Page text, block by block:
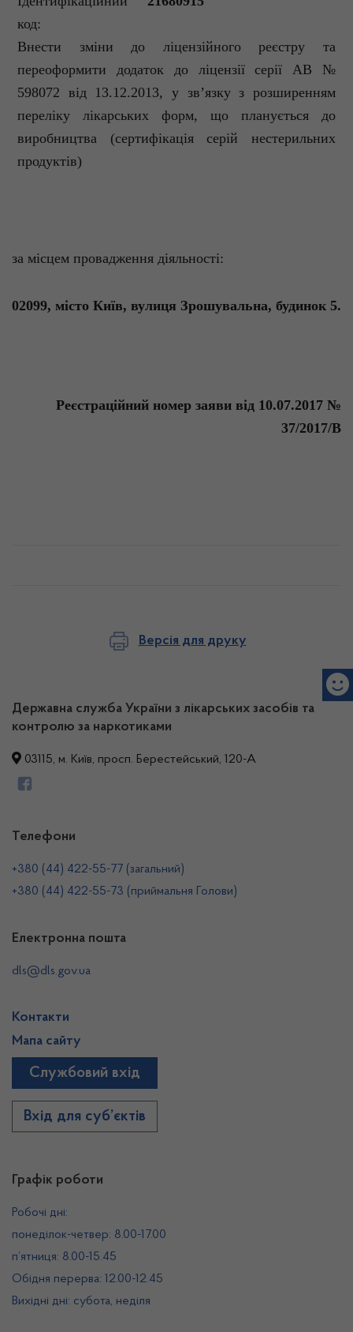
код:
Внести зміни до ліцензійного реєстру та
переоформити
додатокдо ліцензії серії АВ №
598072 від13.12.2013, у зв’язкуз розширенням
переліку
лікарських форм, що плануєтьсядо
виробництва (сертифікація серій
нестерильних
продуктів)
за місцем провадження діяльності:
02099, місто Київ, вулиця Зрошувальна, будинок 5.
Реєстраційний номер заяви від 10.07.2017 №
37/2017/В
Версія для друку
Державна служба України з лікарських засобів та
контролю за наркотиками
03115, м. Київ, просп. Берестейський, 120-А
Графік роботи
Робочі дні:
понеділок-четвер: 8.00-17.00
п’ятниця: 8.00-15.45
Обідня перерва: 12.00-12.45
Вихідні дні: субота, неділя
Телефони
+380 (44) 422-55-77 (загальний)
+380 (44) 422-55-73 (приймальня Голови)
Електронна пошта
dls@dls.gov.ua
Контакти
Мапа сайту
Службовий вхід
Вхід для суб’єктів